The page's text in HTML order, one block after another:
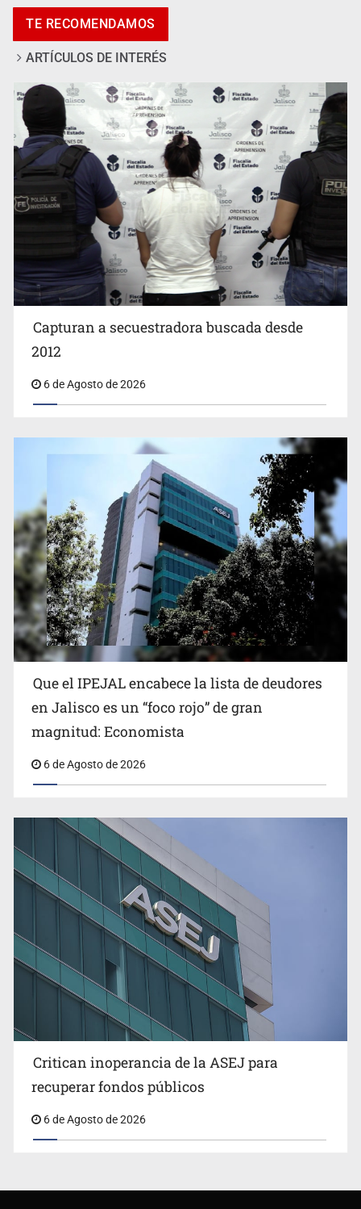
Vecinos de Mirador de San Isidro denuncian tala; IJALVI
lo niega
EUA investiga salmonela en jalapeños mexicanos
Proponen consulta popular por desarrollo de vivienda
en Mirador de San Isidro
Congreso, de vacación y con varios pendientes
TE RECOMENDAMOS
ARTÍCULOS DE INTERÉS
Capturan a secuestradora buscada desde
2012
6 de Agosto de 2026
Que el IPEJAL encabece la lista de deudores
en Jalisco es un “foco rojo” de gran
magnitud: Economista
6 de Agosto de 2026
Critican inoperancia de la ASEJ para
recuperar fondos públicos
6 de Agosto de 2026